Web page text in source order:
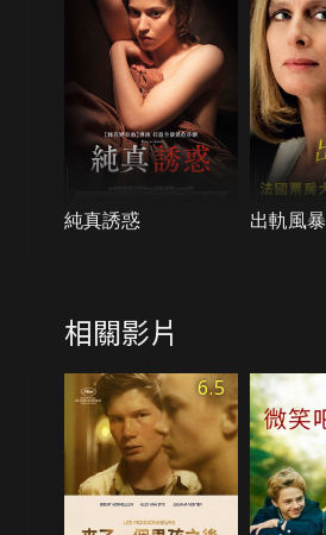
純真誘惑 出軌風暴
相關影片
6.5